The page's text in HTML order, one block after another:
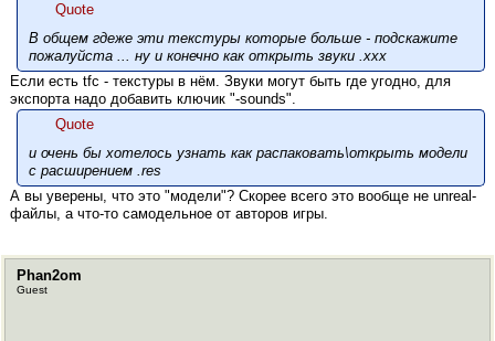
Quote
В общем гдеже эти текстуры которые больше - подскажите
пожалуйста ... ну и конечно как открыть звуки .ххх
Если есть tfc - текстуры в нём. Звуки могут быть где угодно, для
экспорта надо добавить ключик "-sounds".
Quote
и очень бы хотелось узнать как распаковать\открыть модели
с расширением .res
А вы уверены, что это "модели"? Скорее всего это вообще не unreal-
файлы, а что-то самодельное от авторов игры.
Phan2om
Guest